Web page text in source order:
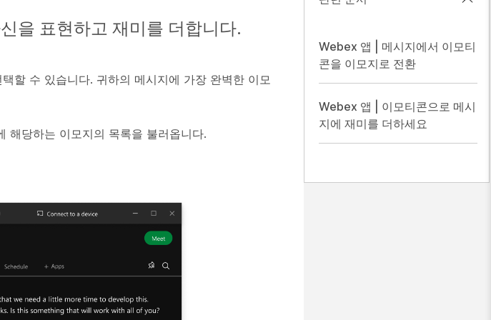
을 표현하고 재미를 더합니다.
할 수 있습니다. 귀하의 메시지에 가장 완벽한 이모
해당하는 이모지의 목록을 불러옵니다.
Webex 앱 | 메시지에서 이모티
콘을 이모지로 전환
Webex 앱 | 이모티콘으로 메시
지에 재미를 더하세요